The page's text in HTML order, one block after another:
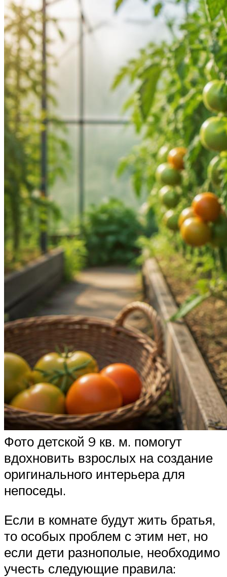
Фото детской 9 кв. м. помогут
вдохновить взрослых на создание
оригинального интерьера для
непоседы.
Если в комнате будут жить братья,
то особых проблем с этим нет, но
если дети разнополые, необходимо
учесть следующие правила: